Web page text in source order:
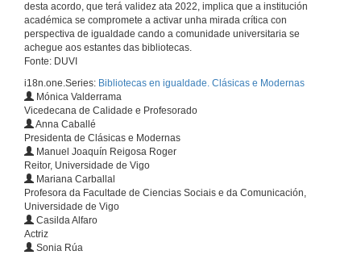
desta acordo, que terá validez ata 2022, implica que a institución
académica se compromete a activar unha mirada crítica con
perspectiva de igualdade cando a comunidade universitaria se
achegue aos estantes das bibliotecas.
Fonte: DUVI
i18n.one.Series: Bibliotecas en igualdade. Clásicas e Modernas
Mónica Valderrama
Vicedecana de Calidade e Profesorado
Anna Caballé
Presidenta de Clásicas e Modernas
Manuel Joaquín Reigosa Roger
Reitor, Universidade de Vigo
Mariana Carballal
Profesora da Facultade de Ciencias Sociais e da Comunicación,
Universidade de Vigo
Casilda Alfaro
Actriz
Sonia Rúa